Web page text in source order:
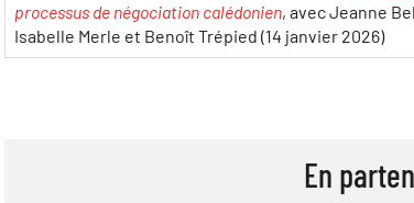
processus de négociation calédonien, avec Jeanne
Isabelle Merle et Benoît Trépied (14 janvier 2026)
En